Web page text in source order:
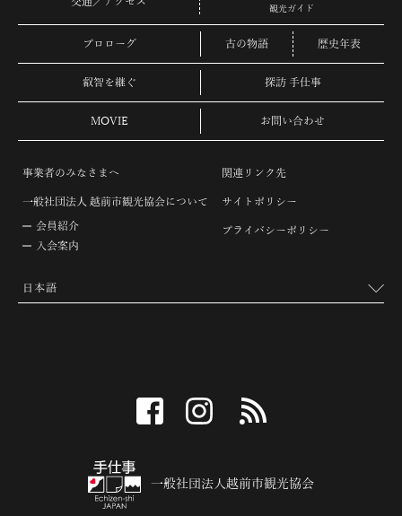
観光ガイド
プロローグ 古の物語 歴史年表
叡智を継ぐ 探訪 手仕事
MOVIE お問い合わせ
事業者のみなさまへ
一般社団法人 越前市観光協会について
会員紹介
入会案内
関連リンク先
サイトポリシー
プライバシーポリシー
facebook instagram
一般社団法人越前市観光協会